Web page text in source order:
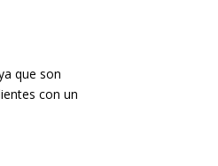
que son
con un